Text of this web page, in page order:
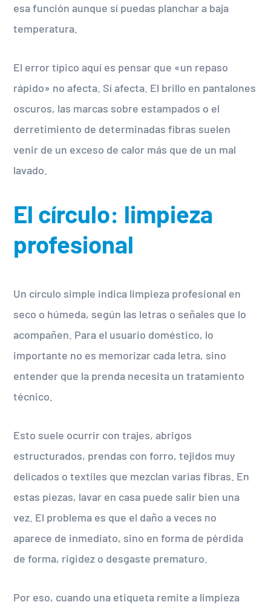
esa función aunque sí puedas planchar a baja
temperatura.
El error típico aquí es pensar que «un repaso
rápido» no afecta. Sí afecta. El brillo en pantalones
oscuros, las marcas sobre estampados o el
derretimiento de determinadas fibras suelen
venir de un exceso de calor más que de un mal
lavado.
El círculo: limpieza
profesional
Un círculo simple indica limpieza profesional en
seco o húmeda, según las letras o señales que lo
acompañen. Para el usuario doméstico, lo
importante no es memorizar cada letra, sino
entender que la prenda necesita un tratamiento
técnico.
Esto suele ocurrir con trajes, abrigos
estructurados, prendas con forro, tejidos muy
delicados o textiles que mezclan varias fibras. En
estas piezas, lavar en casa puede salir bien una
vez. El problema es que el daño a veces no
aparece de inmediato, sino en forma de pérdida
de forma, rigidez o desgaste prematuro.
Por eso, cuando una etiqueta remite a limpieza